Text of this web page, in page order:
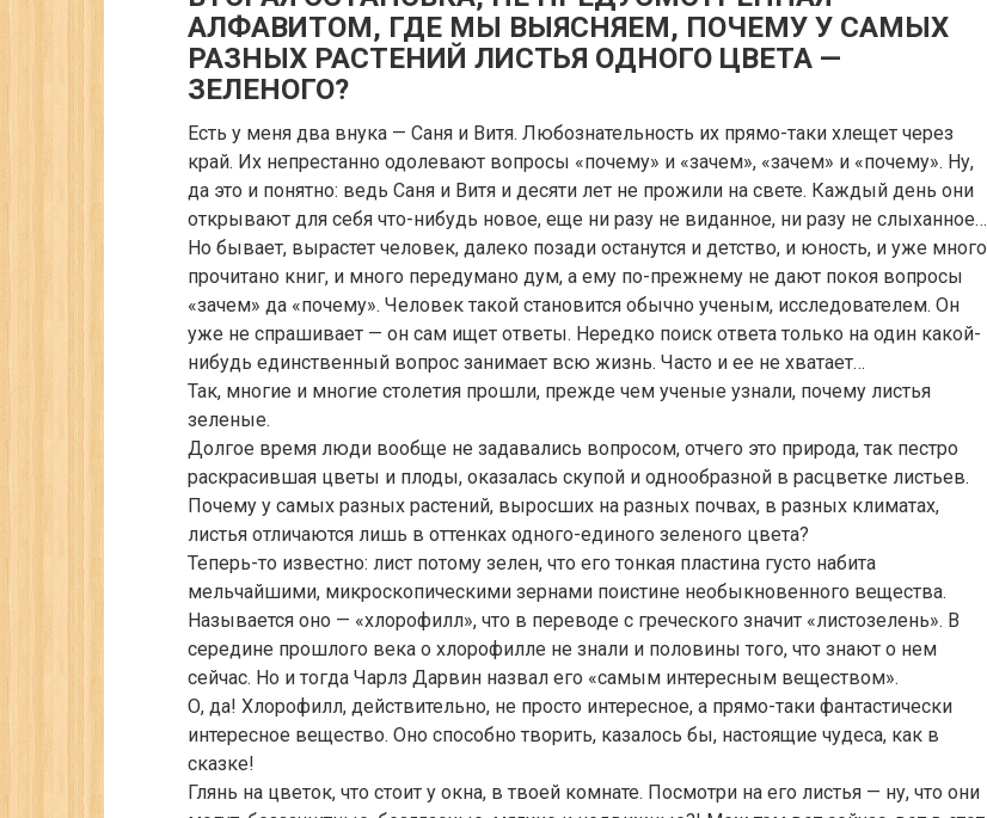
АЛФАВИТОМ, ГДЕ МЫ ВЫЯСНЯЕМ, ПОЧЕМУ У САМЫХ
РАЗНЫХ РАСТЕНИЙ ЛИСТЬЯ ОДНОГО ЦВЕТА —
ЗЕЛЕНОГО?
Есть у меня два внука — Саня и Витя. Любознательность их прямо-таки хлещет через
край. Их непрестанно одолевают вопросы «почему» и «зачем», «зачем» и «почему». Ну,
да это и понятно: ведь Саня и Витя и десяти лет не прожили на свете. Каждый день они
открывают для себя что-нибудь новое, еще ни разу не виданное, ни разу не слыханное…
Но бывает, вырастет человек, далеко позади останутся и детство, и юность, и уже много
прочитано книг, и много передумано дум, а ему по-прежнему не дают покоя вопросы
«зачем» да «почему». Человек такой становится обычно ученым, исследователем. Он
уже не спрашивает — он сам ищет ответы. Нередко поиск ответа только на один какой-
нибудь единственный вопрос занимает всю жизнь. Часто и ее не хватает…
Так, многие и многие столетия прошли, прежде чем ученые узнали, почему листья
зеленые.
Долгое время люди вообще не задавались вопросом, отчего это природа, так пестро
раскрасившая цветы и плоды, оказалась скупой и однообразной в расцветке листьев.
Почему у самых разных растений, выросших на разных почвах, в разных климатах,
листья отличаются лишь в оттенках одного-единого зеленого цвета?
Теперь-то известно: лист потому зелен, что его тонкая пластина густо набита
мельчайшими, микроскопическими зернами поистине необыкновенного вещества.
Называется оно — «хлорофилл», что в переводе с греческого значит «листозелень». В
середине прошлого века о хлорофилле не знали и половины того, что знают о нем
сейчас. Но и тогда Чарлз Дарвин назвал его «самым интересным веществом».
О, да! Хлорофилл, действительно, не просто интересное, а прямо-таки фантастически
интересное вещество. Оно способно творить, казалось бы, настоящие чудеса, как в
сказке!
Глянь на цветок, что стоит у окна, в твоей комнате. Посмотри на его листья — ну, что они